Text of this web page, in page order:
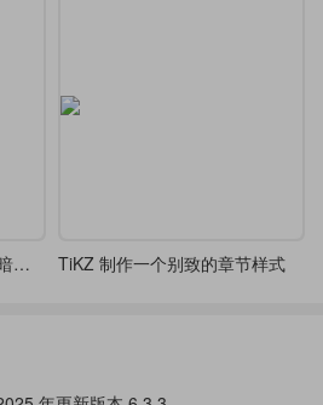
一个非常精美的、具有 “黑暗幻想” 风格 tcolorbox 定义 TiKZ 制作一个别致的章节样式